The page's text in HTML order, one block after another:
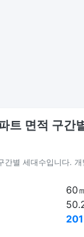
트 면적 구간
간별 세대수입니다.
60
201